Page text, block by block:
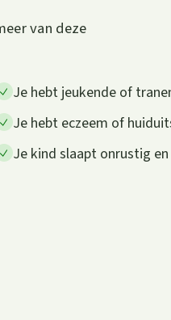
van deze
Je hebt jeukende of
Je hebt eczeem of
Je kind slaapt onrustig